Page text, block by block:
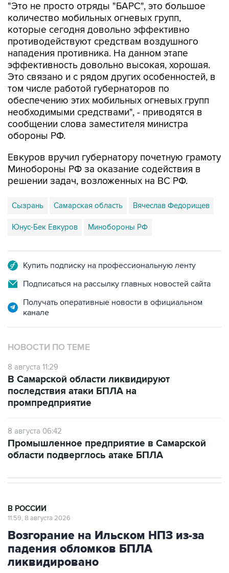
"Это не просто отряды "БАРС", это большое
количество мобильных огневых групп,
которые сегодня довольно эффективно
противодействуют средствам воздушного
нападения противника. На данном этапе
эффективность довольно высокая, хорошая.
Это связано и с рядом других особенностей, в
том числе работой губернаторов по
обеспечению этих мобильных огневых групп
необходимыми средствами", - приводятся в
сообщении слова заместителя министра
обороны РФ.
Евкуров вручил губернатору почетную грамоту
Минобороны РФ за оказание содействия в
решении задач, возложенных на ВС РФ.
Сызрань Самарская область Вячеслав Федорищев
Юнус-Бек Евкуров Минобороны РФ
Купить подписку на профессиональную ленту
Подписаться на рассылку главных новостей сайта
Получать оперативные новости в официальном
канале
НОВОСТИ ПО ТЕМЕ
8 августа 11:29
В Самарской области ликвидируют
последствия атаки БПЛА на
промпредприятие
8 августа 06:42
Промышленное предприятие в Самарской
области подверглось атаке БПЛА
В РОССИИ
11:59, 8 августа 2026
Возгорание на Ильском НПЗ из-за
падения обломков БПЛА
ликвидировано